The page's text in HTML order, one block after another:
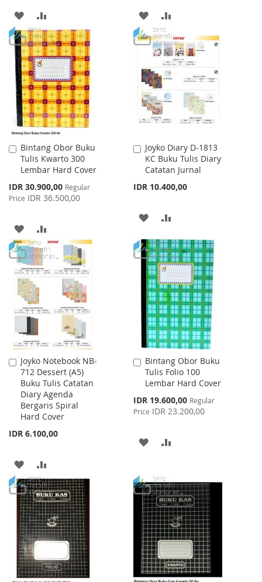
ADD
TO
WISH
LIST
TO
COMPARE
ADD
TO
WISH
LIST
TO
COMPARE
Bintang Obor Buku
Tulis Kwarto 300
Lembar Hard Cover
Special
Price
IDR 30.900,00 Regular
Price IDR 36.500,00
Add
to
Cart
ADD
TO
WISH
LIST
TO
COMPARE
Joyko Diary D-1813
KC Buku Tulis Diary
Catatan Jurnal
IDR 10.400,00
Add
to
Cart
ADD
TO
WISH
LIST
TO
COMPARE
Joyko Notebook NB-
712 Dessert (A5)
Buku Tulis Catatan
Diary Agenda
Bergaris Spiral
Hard Cover
IDR 6.100,00
Add
to
Cart
ADD
TO
WISH
LIST
TO
COMPARE
Bintang Obor Buku
Tulis Folio 100
Lembar Hard Cover
Special
Price
IDR 19.600,00 Regular
Price IDR 23.200,00
Add
to
Cart
ADD
WISH
LIST
COMPARE